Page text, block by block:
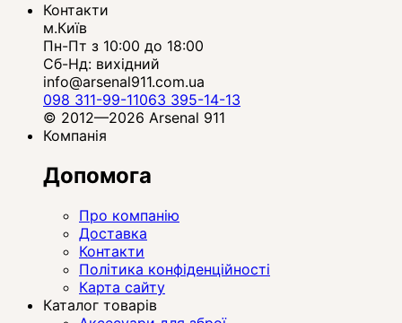
Контакти
м.Київ
Пн-Пт з 10:00 до 18:00
Сб-Нд: вихідний
info@arsenal911.com.ua
098 311-99-11063 395-14-13
© 2012—2026 Arsenal 911
Компанія
Допомога
Про компанію
Доставка
Контакти
Політика конфіденційності
Карта сайту
Каталог товарів